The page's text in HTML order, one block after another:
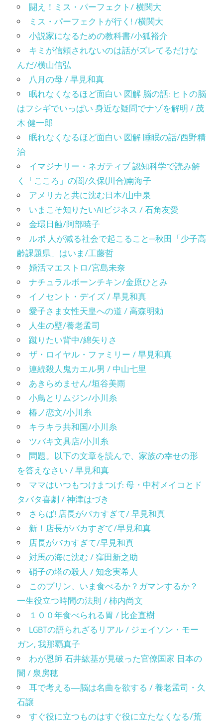
闘え！ミス・パーフェクト/ 横関大
ミス・パーフェクトが行く! /横関大
小説家になるための教科書/小狐裕介
キミが信頼されないのは話がズレてるだけな
んだ/横山信弘
八月の母 / 早見和真
眠れなくなるほど面白い 図解 脳の話: ヒトの脳
はフシギでいっぱい 身近な疑問でナゾを解明 / 茂
木 健一郎
眠れなくなるほど面白い 図解 睡眠の話/西野精
治
イマジナリー・ネガティブ 認知科学で読み解
く「こころ」の闇/久保(川合)南海子
アメリカと共に沈む日本/山中泉
いまこそ知りたいAIビジネス / 石角友愛
金環日蝕/阿部暁子
ルポ 人が減る社会で起こること─秋田「少子高
齢課題県」はいま/工藤哲
婚活マエストロ/宮島未奈
ナチュラルボーンチキン/金原ひとみ
イノセント・デイズ / 早見和真
愛子さま女性天皇への道 / 高森明勅
人生の壁/養老孟司
蹴りたい背中/綿矢りさ
ザ・ロイヤル・ファミリー / 早見和真
連続殺人鬼カエル男 / 中山七里
あきらめません/垣谷美雨
小鳥とリムジン/小川糸
椿ノ恋文/小川糸
キラキラ共和国/小川糸
ツバキ文具店/小川糸
問題。以下の文章を読んで、家族の幸せの形
を答えなさい / 早見和真
ママはいつもつけまつげ: 母・中村メイコとド
タバタ喜劇 / 神津はづき
さらば! 店長がバカすぎて/ 早見和真
新！店長がバカすぎて/早見和真
店長がバカすぎて/早見和真
対馬の海に沈む / 窪田新之助
硝子の塔の殺人 / 知念実希人
このプリン、いま食べるか？ガマンするか？
一生役立つ時間の法則 / 柿内尚文
１００年食べられる胃 / 比企直樹
LGBTの語られざるリアル / ジェイソン・モー
ガン, 我那覇真子
わが恩師 石井紘基が見破った官僚国家 日本の
闇 / 泉房穂
耳で考える―脳は名曲を欲する / 養老孟司・久
石譲
すぐ役に立つものはすぐ役に立たなくなる/荒